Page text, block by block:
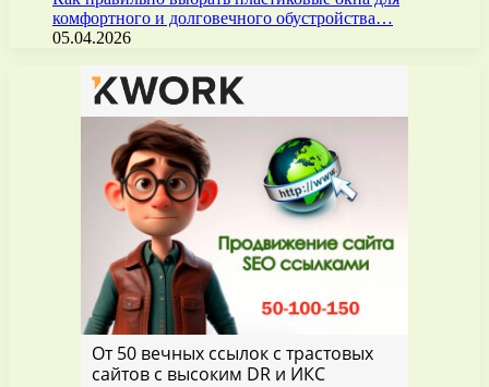
комфортного и долговечного обустройства…
05.04.2026